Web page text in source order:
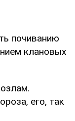
почиванию
клановых
его, так